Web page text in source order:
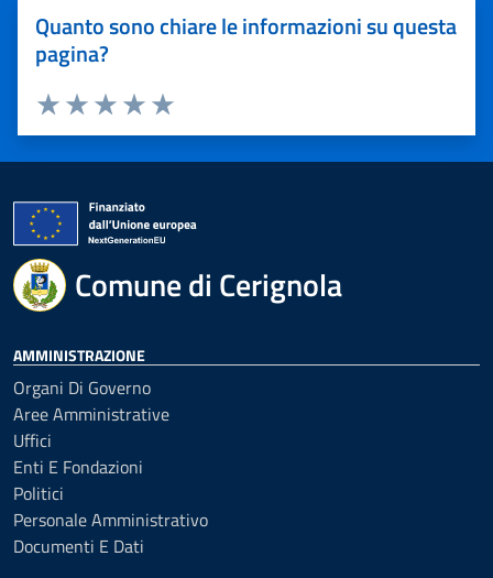
Quanto sono chiare le informazioni su questa
pagina?
Valuta 5 stelle su 5
Valuta 4 stelle su 5
Valuta 3 stelle su 5
Valuta 2 stelle su 5
Valuta 1 stelle su 5
Comune di Cerignola
AMMINISTRAZIONE
Organi Di Governo
Aree Amministrative
Uffici
Enti E Fondazioni
Politici
Personale Amministrativo
Documenti E Dati